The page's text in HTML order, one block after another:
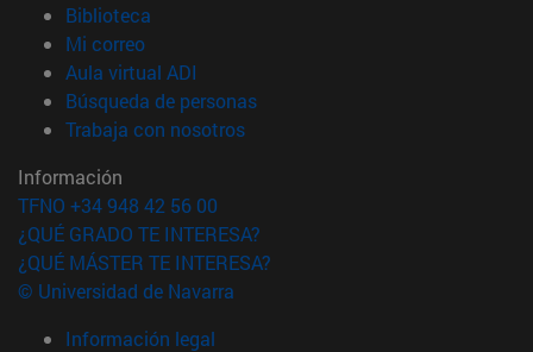
Biblioteca
Mi correo(abre en nueva ventana)
Aula virtual ADI
Búsqueda de personas(abre en nueva ventana)
Trabaja con nosotros(abre en nueva ventana)
Información
TFNO +34 948 42 56 00
¿QUÉ GRADO TE INTERESA?
¿QUÉ MÁSTER TE INTERESA?
© Universidad de Navarra
Información legal